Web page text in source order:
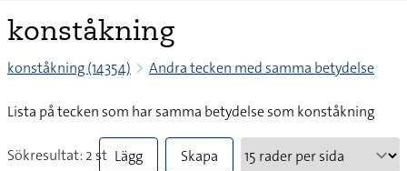
konståkning
konståkning (14354) Andra tecken med samma betydelse
Lista på tecken som har samma betydelse som konståkning
Sökresultat: 2 st Lägg
Skapa